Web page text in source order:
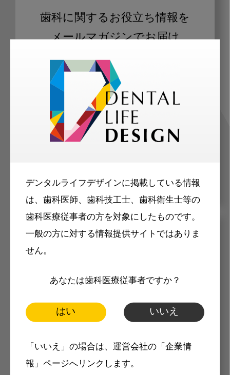
デンタルライフデザインに掲載している情報
は、歯科医師、歯科技工士、歯科衛生士等の
歯科医療従事者の方を対象にしたものです。
一般の方に対する情報提供サイトではありま
せん。
あなたは歯科医療従事者ですか？
はい いいえ
「いいえ」の場合は、運営会社の「企業情
報」ページへリンクします。
歯科に関するお役立ち情報を
メールマガジンでお届け
ご登録いただいた職種（歯科医師、歯
科衛生士、歯科技工士）に合わせた内
容のメールマガジンをお届けします。
メリット
製品価格も閲覧可能